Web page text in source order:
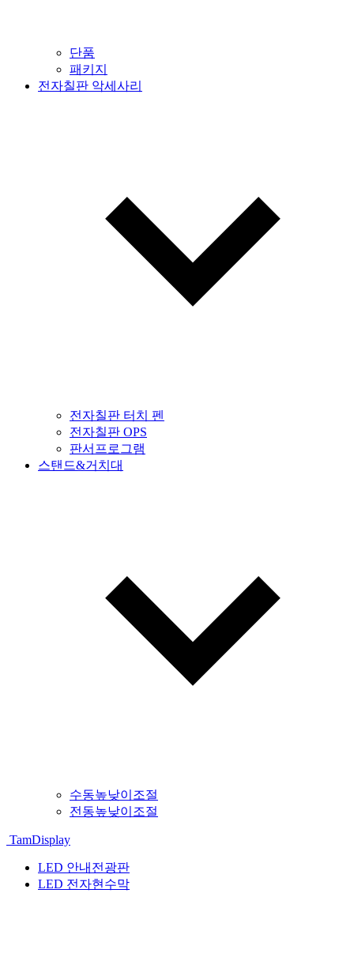
단품
패키지
전자칠판 악세사리
전자칠판 터치 펜
전자칠판 OPS
판서프로그램
스탠드&거치대
수동높낮이조절
전동높낮이조절
TamDisplay
LED 안내전광판
LED 전자현수막